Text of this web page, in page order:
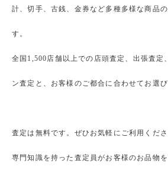
計、切手、古銭、金券など多種多様な商品
す。
全国1,500店舗以上での店頭査定、出張査定
ン査定と、お客様のご都合に合わせてお選び
査定は無料です。ぜひお気軽にご利用くださ
専門知識を持った査定員がお客様のお品物